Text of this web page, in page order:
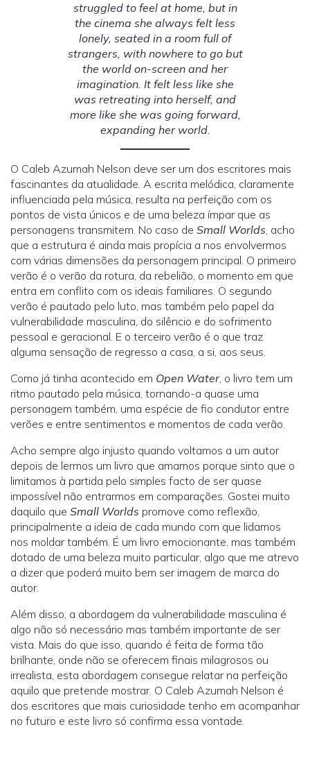
struggled to feel at home, but in
the cinema she always felt less
lonely, seated in a room full of
strangers, with nowhere to go but
the world on-screen and her
imagination. It felt less like she
was retreating into herself, and
more like she was going forward,
expanding her world.
O Caleb Azumah Nelson deve ser um dos escritores mais
fascinantes da atualidade. A escrita melódica, claramente
influenciada pela música, resulta na perfeição com os
pontos de vista únicos e de uma beleza ímpar que as
personagens transmitem. No caso de Small Worlds, acho
que a estrutura é ainda mais propícia a nos envolvermos
com várias dimensões da personagem principal. O primeiro
verão é o verão da rotura, da rebelião, o momento em que
entra em conflito com os ideais familiares. O segundo
verão é pautado pelo luto, mas também pelo papel da
vulnerabilidade masculina, do silêncio e do sofrimento
pessoal e geracional. E o terceiro verão é o que traz
alguma sensação de regresso a casa, a si, aos seus.
Como já tinha acontecido em Open Water, o livro tem um
ritmo pautado pela música, tornando-a quase uma
personagem também, uma espécie de fio condutor entre
verões e entre sentimentos e momentos de cada verão.
Acho sempre algo injusto quando voltamos a um autor
depois de lermos um livro que amamos porque sinto que o
limitamos à partida pelo simples facto de ser quase
impossível não entrarmos em comparações. Gostei muito
daquilo que Small Worlds promove como reflexão,
principalmente a ideia de cada mundo com que lidamos
nos moldar também. É um livro emocionante, mas também
dotado de uma beleza muito particular, algo que me atrevo
a dizer que poderá muito bem ser imagem de marca do
autor.
Além disso, a abordagem da vulnerabilidade masculina é
algo não só necessário mas também importante de ser
vista. Mais do que isso, quando é feita de forma tão
brilhante, onde não se oferecem finais milagrosos ou
irrealista, esta abordagem consegue relatar na perfeição
aquilo que pretende mostrar. O Caleb Azumah Nelson é
dos escritores que mais curiosidade tenho em acompanhar
no futuro e este livro só confirma essa vontade.